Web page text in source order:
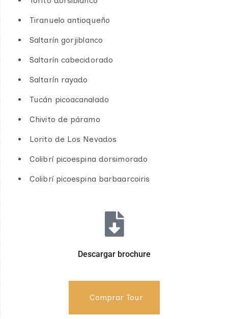
Tiranuelo antioqueño
Saltarín gorjiblanco
Saltarín cabecidorado
Saltarín rayado
Tucán picoacanalado
Chivito de páramo
Lorito de Los Nevados
Colibrí picoespina dorsimorado
Colibrí picoespina barbaarcoiris
Descargar brochure
Comprar Tour